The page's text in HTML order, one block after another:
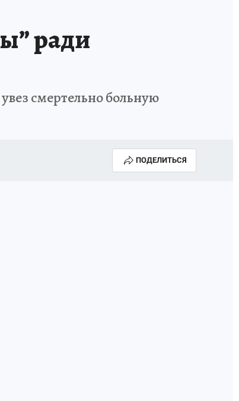
ради
смертельно больную
ПОДЕЛИТЬСЯ